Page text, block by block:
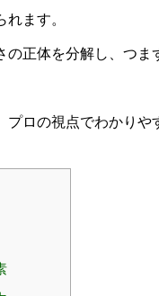
ます。
正体を分解し、つま
ロの視点でわかりや